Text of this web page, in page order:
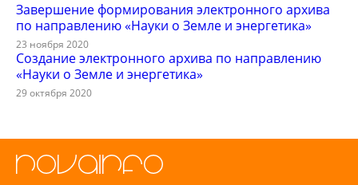
Завершение формирования электронного архива
по направлению «Науки о Земле и энергетика»
23 ноября 2020
Создание электронного архива по направлению
«Науки о Земле и энергетика»
29 октября 2020